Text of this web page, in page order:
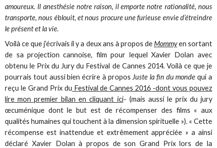
amoureux. Il anesthésie notre raison, il emporte notre rationalité, nous
transporte, nous éblouit, et nous procure une furieuse envie d’étreindre
le présent et la vie.
Voilà ce que j’écrivais il y a deux ans à propos deMommyen sortant
de sa projection cannoise, film pour lequel Xavier Dolan avec
obtenu le Prix du Jury du Festival de Cannes 2014. Voilà ce que je
pourrais tout aussi bien écrire à propos Juste la fin du monde qui a
reçu le Grand Prix du Festival de Cannes 2016 -dont vous pouvez
lire mon premier bilan en cliquant ici- (mais aussi le prix du jury
œcuménique dont le but est de récompenser des films « aux
qualités humaines qui touchent à la dimension spirituelle »). « Cette
récompense est inattendue et extrêmement appréciée » a ainsi
déclaré Xavier Dolan à propos de son Grand Prix lors de la